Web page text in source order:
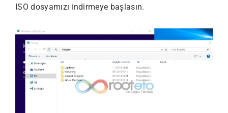
ISO dosyamızı indirmeye başlasın.